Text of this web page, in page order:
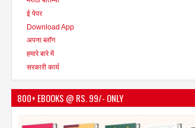
ई पेपर
Download App
अपना ब्लॉग
हमारे बारे में
सरकारी कार्य
800+ EBOOKS @ RS. 99/- ONLY